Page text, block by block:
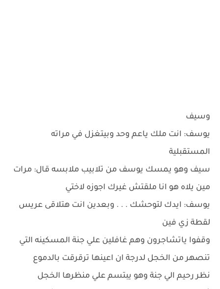
وسيف
يوسف: انت ملك ياعم وحد وبيتغزل في مراته
المستقبلية
سيف وهو يمسك يوسف من تلابيب ملابسه قال: مرات
مين يلاه هو انا ملقتش غيرك اجوزه لاختي
يوسف: ايدك لتوحشك . . . وبعدين انت هتلاقى عريس
لقطة زي فين
وقفوا ياتشاجرون وهم غافلين علي جنة المسكينه التي
تنصهر من الخجل لدرجة ان اعينها ترقرقت بالدموع
نظر رحيم الي جنة وهو يبتسم علي منظرها الخجل